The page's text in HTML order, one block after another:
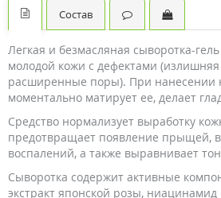
Состав
Легкая и безмасляная сыворотка-
молодой кожи с дефектами
расширенные поры). При нанесении
моментально матирует ее, делает
Средство нормализует выработку
предотвращает появление прыщей,
воспалений, а также выравнивает
Сыворотка содержит активные
экстракт японской розы, ниацинамид